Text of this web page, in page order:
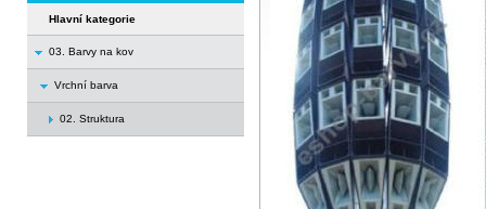
Hlavní kategorie
03. Barvy na kov
Vrchní barva
02. Struktura